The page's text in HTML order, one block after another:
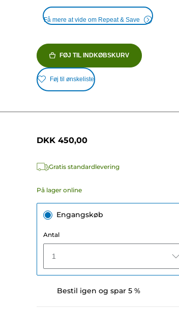
Få mere at vide om Repeat & Save
FØJ TIL INDKØBSKURV
Føj til ønskeliste
DKK 450,00
Gratis standardlevering
På lager online
Engangskøb
Antal
1
Bestil igen og spar 5 %